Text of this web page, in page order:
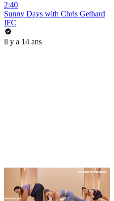
2:40
Sunny Days with Chris Gethard
IFC
il y a 14 ans